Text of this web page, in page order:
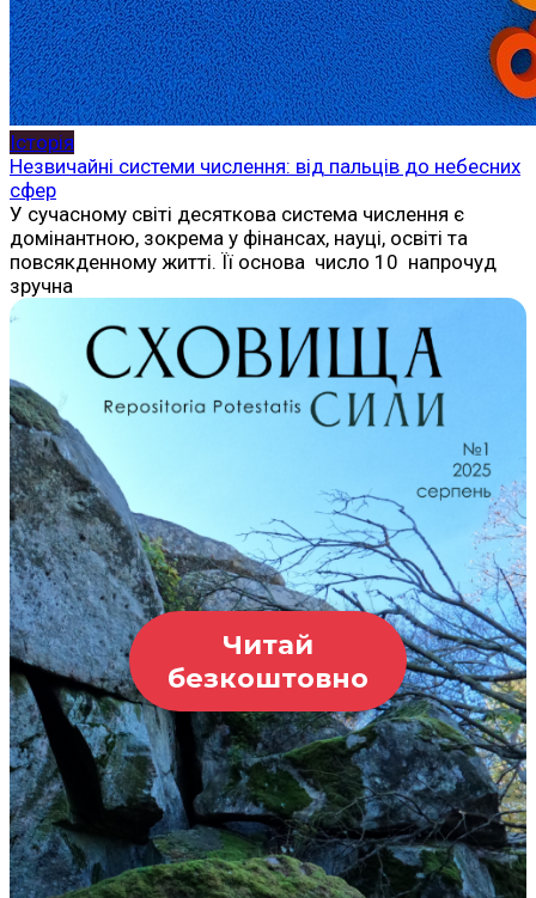
Історія
Незвичайні системи числення: від пальців до небесних
сфер
У сучасному світі десяткова система числення є
домінантною, зокрема у фінансах, науці, освіті та
повсякденному житті. Її основа число 10 напрочуд
зручна
Читай
безкоштовно